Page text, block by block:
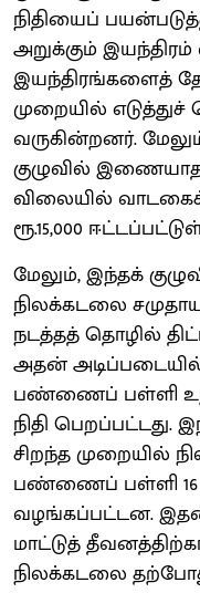
நிதியைப்
அறுக்கும்
இயந்திரங்களைத்
முறையில்
வருகின்றனர்.
குழுவில் இணையாத
விலையில்
ரூ.15,000
மேலும், இந்தக்
நிலக்கடலை
நடத்தத் தொழில்
அதன்
பண்ணைப் பள்ளி
நிதி பெறப்பட்டது.
சிறந்த முறையில்
பண்ணைப் பள்ளி 16
வழங்கப்பட்டன.
மாட்டுத்
நிலக்கடலை